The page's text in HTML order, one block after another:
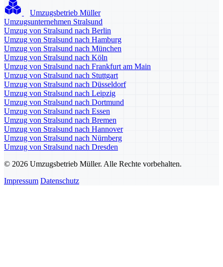
Umzugsbetrieb Müller
Umzugsunternehmen Stralsund
Umzug von Stralsund nach Berlin
Umzug von Stralsund nach Hamburg
Umzug von Stralsund nach München
Umzug von Stralsund nach Köln
Umzug von Stralsund nach Frankfurt am Main
Umzug von Stralsund nach Stuttgart
Umzug von Stralsund nach Düsseldorf
Umzug von Stralsund nach Leipzig
Umzug von Stralsund nach Dortmund
Umzug von Stralsund nach Essen
Umzug von Stralsund nach Bremen
Umzug von Stralsund nach Hannover
Umzug von Stralsund nach Nürnberg
Umzug von Stralsund nach Dresden
© 2026 Umzugsbetrieb Müller. Alle Rechte vorbehalten.
Impressum Datenschutz